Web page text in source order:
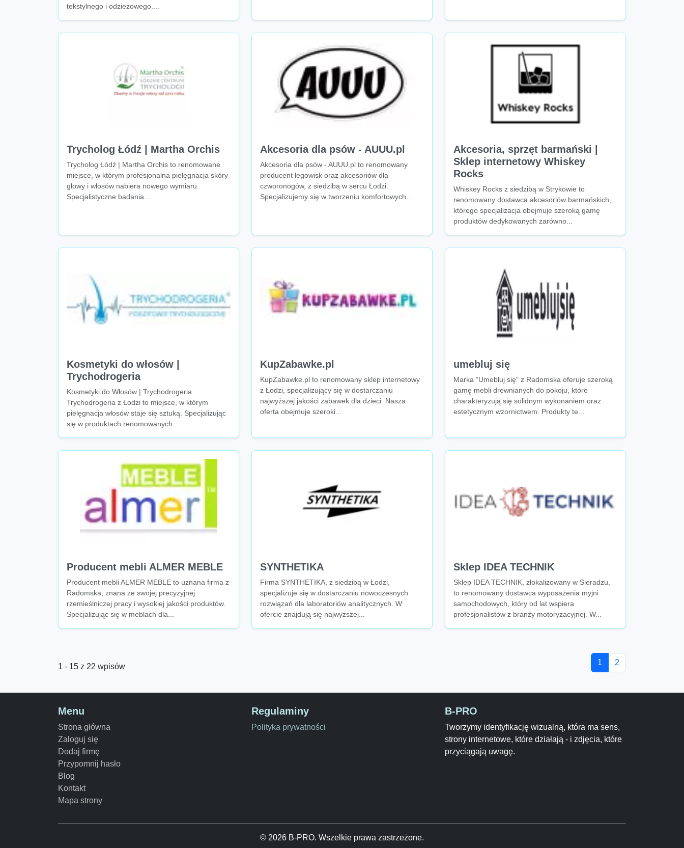
tekstylnego i odzieżowego....
Trycholog Łódź | Martha Orchis
Trycholog Łódź | Martha Orchis to renomowane
miejsce, w którym profesjonalna pielęgnacja skóry
głowy i włosów nabiera nowego wymiaru.
Specjalistyczne badania...
Akcesoria dla psów - AUUU.pl
Akcesoria dla psów - AUUU.pl to renomowany
producent legowisk oraz akcesoriów dla
czworonogów, z siedzibą w sercu Łodzi.
Specjalizujemy się w tworzeniu komfortowych...
Akcesoria, sprzęt barmański |
Sklep internetowy Whiskey
Rocks
Whiskey Rocks z siedzibą w Strykowie to
renomowany dostawca akcesoriów barmańskich,
którego specjalizacja obejmuje szeroką gamę
produktów dedykowanych zarówno...
Kosmetyki do włosów |
Trychodrogeria
Kosmetyki do Włosów | Trychodrogeria
Trychodrogeria z Łodzi to miejsce, w którym
pielęgnacja włosów staje się sztuką. Specjalizując
się w produktach renomowanych...
KupZabawke.pl
KupZabawke.pl to renomowany sklep internetowy
z Łodzi, specjalizujący się w dostarczaniu
najwyższej jakości zabawek dla dzieci. Nasza
oferta obejmuje szeroki...
umebluj się
Marka "Umebluj się" z Radomska oferuje szeroką
gamę mebli drewnianych do pokoju, które
charakteryzują się solidnym wykonaniem oraz
estetycznym wzornictwem. Produkty te...
Producent mebli ALMER MEBLE
Producent mebli ALMER MEBLE to uznana firma z
Radomska, znana ze swojej precyzyjnej
rzemieślniczej pracy i wysokiej jakości produktów.
Specjalizując się w meblach dla...
SYNTHETIKA
Firma SYNTHETIKA, z siedzibą w Łodzi,
specjalizuje się w dostarczaniu nowoczesnych
rozwiązań dla laboratoriów analitycznych. W
ofercie znajdują się najwyższej...
Sklep IDEA TECHNIK
Sklep IDEA TECHNIK, zlokalizowany w Sieradzu,
to renomowany dostawca wyposażenia myjni
samochodowych, który od lat wspiera
profesjonalistów z branży motoryzacyjnej. W...
1 - 15 z 22 wpisów 1 2
Menu
Strona główna
Zaloguj się
Dodaj firmę
Przypomnij hasło
Blog
Kontakt
Mapa strony
Regulaminy
Polityka prywatności
B-PRO
Tworzymy identyfikację wizualną, która ma sens,
strony internetowe, które działają - i zdjęcia, które
przyciągają uwagę.
© 2026 B-PRO. Wszelkie prawa zastrzeżone.